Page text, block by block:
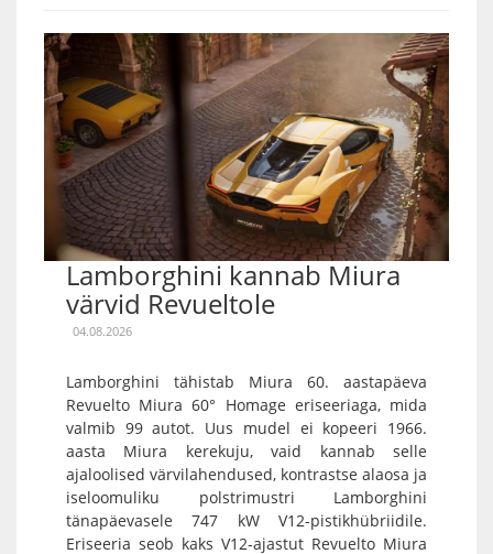
Lamborghini kannab Miura
värvid Revueltole
04.08.2026
Lamborghini tähistab Miura 60. aastapäeva
Revuelto Miura 60° Homage eriseeriaga, mida
valmib 99 autot. Uus mudel ei kopeeri 1966.
aasta Miura kerekuju, vaid kannab selle
ajaloolised värvilahendused, kontrastse alaosa ja
iseloomuliku polstrimustri Lamborghini
tänapäevasele 747 kW V12-pistikhübriidile.
Eriseeria seob kaks V12-ajastut Revuelto Miura